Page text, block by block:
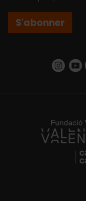
S'abonner
https://
https://